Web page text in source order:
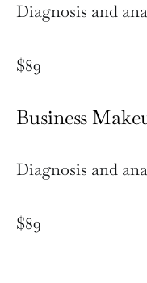
Diagnosis and
$89
Business
Diagnosis and
$89